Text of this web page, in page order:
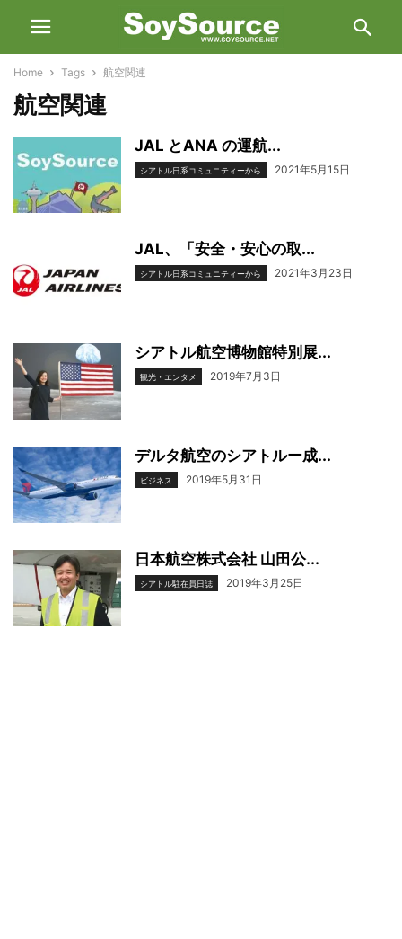
Home Tags 航空関連
航空関連
JAL とANA の運航...
シアトル日系コミュニティーから 2021年5月15日
JAL、「安全・安心の取...
シアトル日系コミュニティーから 2021年3月23日
シアトル航空博物館特別展...
観光・エンタメ 2019年7月3日
デルタ航空のシアトルー成...
ビジネス 2019年5月31日
日本航空株式会社 山田公...
シアトル駐在員日誌 2019年3月25日